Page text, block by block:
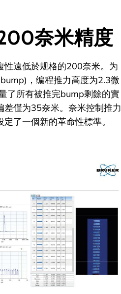
奈米精度
性遠低於规格的200奈米。为
，编程推力高度为2.3微
了所有被推完bump剩餘的實
僅为35奈米。奈米控制推力
了一個新的革命性標準。